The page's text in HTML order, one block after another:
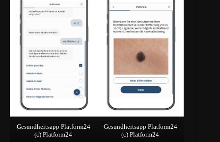
Gesundheitsapp Platform24
(c) Platform24
Gesundheitsapp Platform24
(c) Platform24